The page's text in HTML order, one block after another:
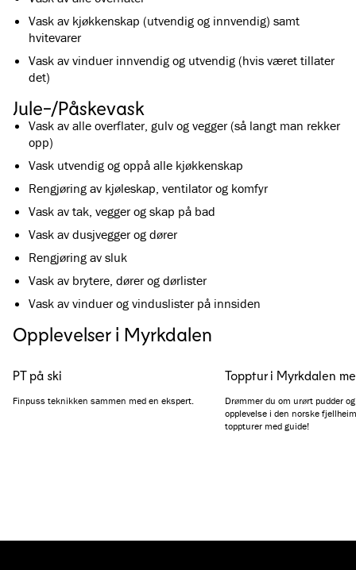
Vask av kjøkkenskap (utvendig og innvendig) samt
hvitevarer
Vask av vinduer innvendig og utvendig (hvis været tillater
det)
Jule-/Påskevask
Vask av alle overflater, gulv og vegger (så langt man rekker
opp)
Vask utvendig og oppå alle kjøkkenskap
Rengjøring av kjøleskap, ventilator og komfyr
Vask av tak, vegger og skap på bad
Vask av dusjvegger og dører
Rengjøring av sluk
Vask av brytere, dører og dørlister
Vask av vinduer og vinduslister på innsiden
Opplevelser i Myrkdalen
PT på ski
Finpuss teknikken sammen med en ekspert.
Topptur i Myrkdalen
Drømmer du om urørt pudder
opplevelse i den norske
toppturer med guide!